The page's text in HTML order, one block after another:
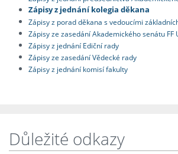
Zápisy z jednání kolegia děkana
Zápisy z porad děkana s vedoucími
Zápisy ze zasedání Akademického senátu FF
Zápisy z jednání Ediční rady
Zápisy ze zasedání Vědecké rady
Zápisy z jednání komisí fakulty
Důležité odkazy